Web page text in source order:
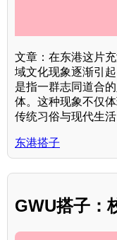
文章：在东港这片
域文化现象逐渐引
是指一群志同道合
体。这种现象不仅
传统习俗与现代生活
东港搭子
GWU搭子：